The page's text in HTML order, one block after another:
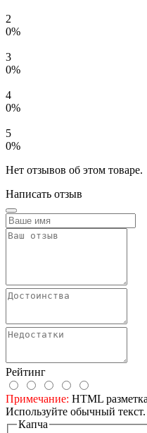
2
0%
3
0%
4
0%
5
0%
Нет отзывов об этом товаре.
Написать отзыв
Рейтинг
Примечание: HTML
Используйте обычный текст.
Капча